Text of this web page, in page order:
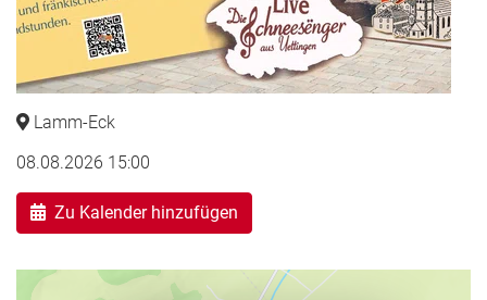
Lamm-Eck
08.08.2026 15:00
Zu Kalender hinzufügen